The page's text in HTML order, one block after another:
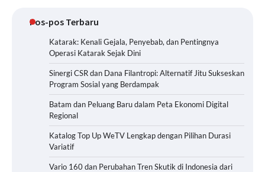
Pos-pos Terbaru
Katarak: Kenali Gejala, Penyebab, dan Pentingnya
Operasi Katarak Sejak Dini
Sinergi CSR dan Dana Filantropi: Alternatif Jitu Sukseskan
Program Sosial yang Berdampak
Batam dan Peluang Baru dalam Peta Ekonomi Digital
Regional
Katalog Top Up WeTV Lengkap dengan Pilihan Durasi
Variatif
Vario 160 dan Perubahan Tren Skutik di Indonesia dari